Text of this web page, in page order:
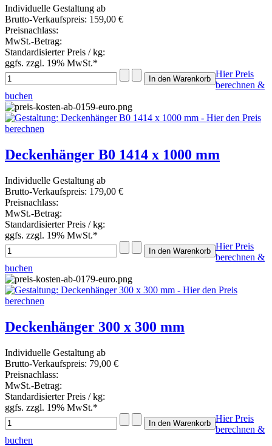
Individuelle Gestaltung ab
Brutto-Verkaufspreis: 159,00 €
Preisnachlass:
MwSt.-Betrag:
Standardisierter Preis / kg:
ggfs. zzgl. 19% MwSt.*
Hier Preis
berechnen &
buchen
Deckenhänger B0 1414 x 1000 mm
Individuelle Gestaltung ab
Brutto-Verkaufspreis: 179,00 €
Preisnachlass:
MwSt.-Betrag:
Standardisierter Preis / kg:
ggfs. zzgl. 19% MwSt.*
Hier Preis
berechnen &
buchen
Deckenhänger 300 x 300 mm
Individuelle Gestaltung ab
Brutto-Verkaufspreis: 79,00 €
Preisnachlass:
MwSt.-Betrag:
Standardisierter Preis / kg:
ggfs. zzgl. 19% MwSt.*
Hier Preis
berechnen &
buchen